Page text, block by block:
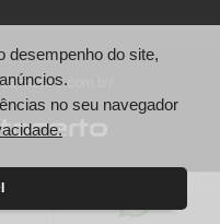
desempenho do site,
no seu navegador